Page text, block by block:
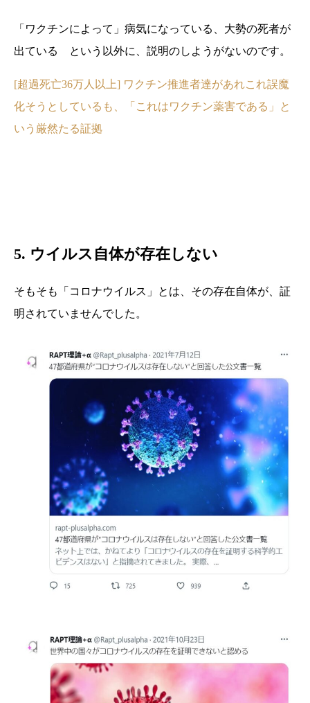
「ワクチンによって」病気になっている、大勢の死者が
出ている という以外に、説明のしようがないのです。
[超過死亡36万人以上] ワクチン推進者達があれこれ誤魔
化そうとしているも、「これはワクチン薬害である」と
いう厳然たる証拠
5. ウイルス自体が存在しない
そもそも「コロナウイルス」とは、その存在自体が、証
明されていませんでした。